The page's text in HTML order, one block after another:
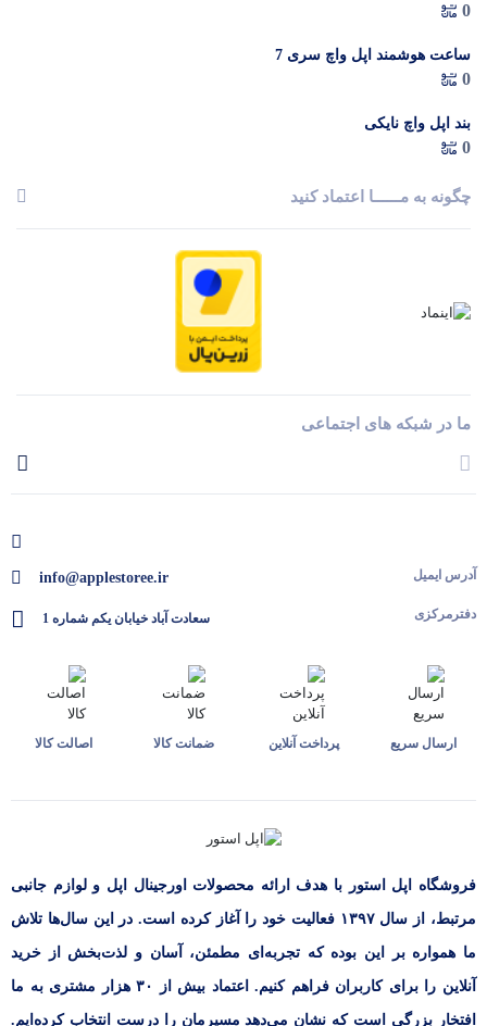
0
ساعت هوشمند اپل واچ سری 7
0
بند اپل واچ نایکی
0
چگونه به مــــــا اعتماد کنید
ما در شبکه های اجتماعی
آدرس ایمیل
دفترمرکزی
info@applestoree.ir
سعادت آباد خیابان یکم شماره 1
ارسال سریع پرداخت آنلاین ضمانت کالا اصالت کالا
فروشگاه اپل استور با هدف ارائه‌ محصولات اورجینال اپل و لوازم جانبی
مرتبط، از سال ۱۳۹۷ فعالیت خود را آغاز کرده است. در این سال‌ها تلاش
ما همواره بر این بوده که تجربه‌ای مطمئن، آسان و لذت‌بخش از خرید
آنلاین را برای کاربران فراهم کنیم. اعتماد بیش از ۳۰ هزار مشتری به ما
افتخار بزرگی است که نشان می‌دهد مسیرمان را درست انتخاب کرده‌ایم.